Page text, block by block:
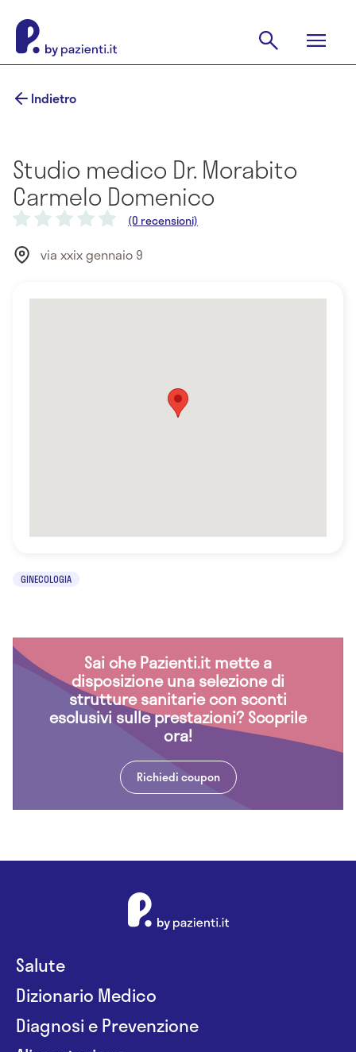
Indietro
Studio medico Dr. Morabito
Carmelo Domenico
(0 recensioni)
via xxix gennaio 9
GINECOLOGIA
Sai che Pazienti.it mette a
disposizione una selezione di
strutture sanitarie con sconti
esclusivi sulle prestazioni? Scoprile
ora!
Richiedi coupon
Salute
Dizionario Medico
Diagnosi e Prevenzione